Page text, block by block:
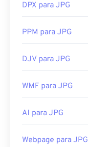
DPX para JPG
PPM para JPG
DJV para JPG
WMF para JPG
AI para JPG
Webpage para JPG